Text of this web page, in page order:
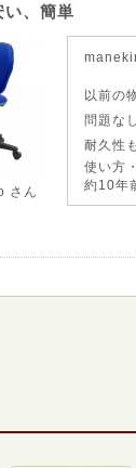
い、簡単
さん
以前の
問題な
耐久性
使い方
約10年